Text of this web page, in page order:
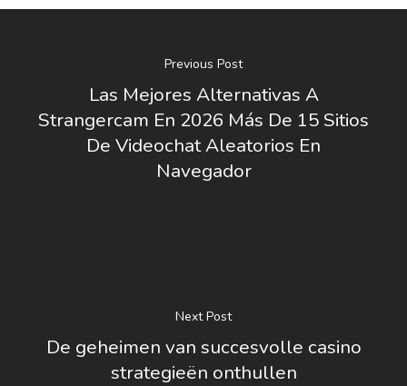
Previous Post
Las Mejores Alternativas A
Strangercam En 2026 Más De 15 Sitios
De Videochat Aleatorios En
Navegador
Next Post
De geheimen van succesvolle casino
strategieën onthullen